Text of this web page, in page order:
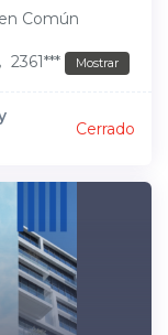
Común
2361*** Mostrar
Cerrado